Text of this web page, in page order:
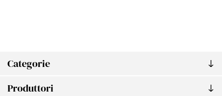
Categorie
Produttori